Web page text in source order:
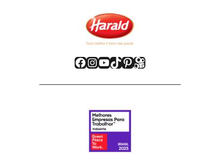
Facebook
Instagram
Youtube
TikTok
Pinterest
Kwai